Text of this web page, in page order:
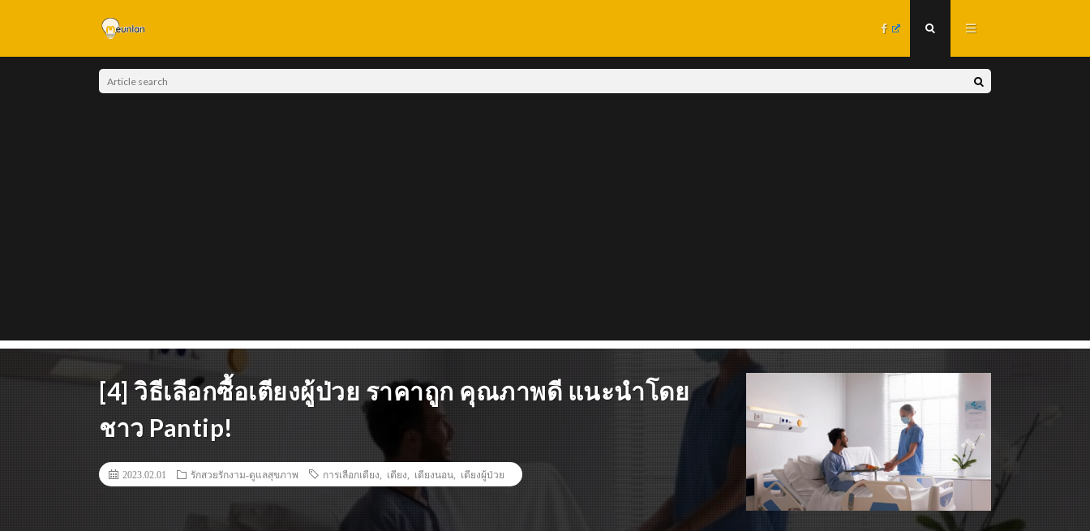
[4] วิธีเลือกซื้อเตียงผู้ป่วย ราคาถูก คุณภาพดี แนะนำโดย
ชาว Pantip!
2023.02.01 รักสวยรักงาม-ดูแลสุขภาพ การเลือกเตียง เตียง เตียงนอน เตียงผู้ป่วย